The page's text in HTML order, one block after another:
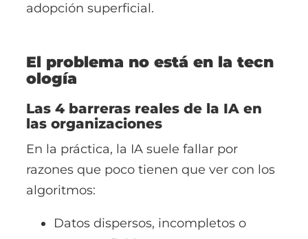
adopción superficial.
El problema no está en la tecn
ología
Las 4 barreras reales de la IA en
las organizaciones
En la práctica, la IA suele fallar por
razones que poco tienen que ver con los
algoritmos:
Datos dispersos, incompletos o